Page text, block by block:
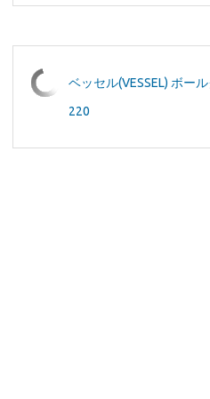
ベッセル(VESSEL) ボー
220